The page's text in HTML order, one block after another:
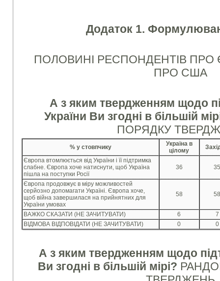
Додаток 1.
ПОЛОВИНІ РЕСПОНДЕНТІВ ПРО
ПРО США
А з яким твердженням щодо
України Ви згодні в більшій
ПОРЯДКУ
% у стовпчику
Україна в
цілому
Європа втомлюється від України і її підтримка
слабне. Європа хоче натиснути, щоб Україна
пішла на поступки Росії
36
Європа продовжує в міру можливостей
серйозно допомагати Україні. Європа хоче,
щоб війна завершилася на прийнятних для
України умовах
58
ВАЖКО СКАЗАТИ (НЕ ЗАЧИТУВАТИ) 6
7
ВІДМОВА ВІДПОВІДАТИ (НЕ ЗАЧИТУВАТИ)
0 0
А з яким твердженням щодо
Ви згодні в більшій мірі?